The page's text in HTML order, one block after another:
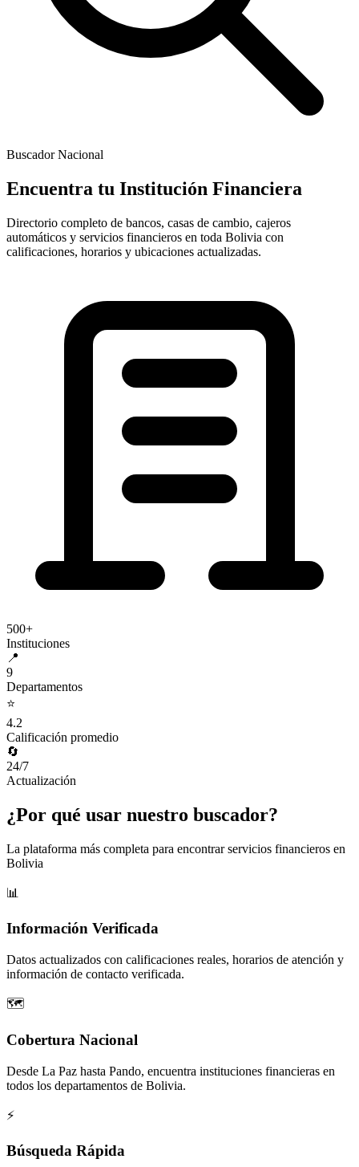
Buscador Nacional
Encuentra tu Institución Financiera
Directorio completo de bancos, casas de cambio, cajeros
automáticos y servicios financieros en toda Bolivia con
calificaciones, horarios y ubicaciones actualizadas.
500+
Instituciones
📍
9
Departamentos
⭐
4.2
Calificación promedio
🔄
24/7
Actualización
¿Por qué usar nuestro buscador?
La plataforma más completa para encontrar servicios financieros en
Bolivia
📊
Información Verificada
Datos actualizados con calificaciones reales, horarios de atención y
información de contacto verificada.
🗺️
Cobertura Nacional
Desde La Paz hasta Pando, encuentra instituciones financieras en
todos los departamentos de Bolivia.
⚡
Búsqueda Rápida